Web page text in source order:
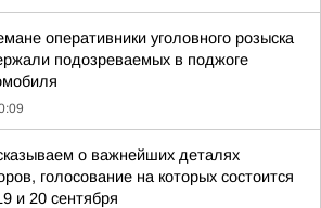
оперативники уголовного розыска
подозреваемых в поджоге
о важнейших деталях
голосование на которых состоится
и 20 сентября